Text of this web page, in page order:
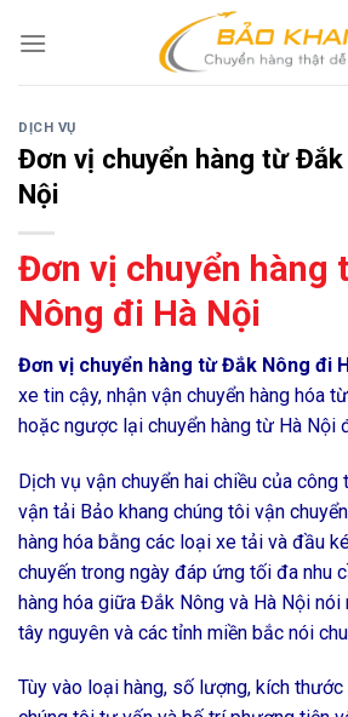
DỊCH VỤ
Đơn vị chuyển hàng từ
Nội
Đơn vị chuyển hàng
Nông đi Hà Nội
Đơn vị chuyển hàng từ Đắk Nông đi
xe tin cậy, nhận vận chuyển hàng hóa
hoặc ngược lại chuyển hàng từ Hà Nội
Dịch vụ vận chuyển hai chiều của
vận tải Bảo khang chúng tôi vận
hàng hóa bằng các loại xe tải và đầu
chuyến trong ngày đáp ứng tối đa nhu
hàng hóa giữa Đắk Nông và Hà Nội
tây nguyên và các tỉnh miền bắc nói
Tùy vào loại hàng, số lượng, kích thước